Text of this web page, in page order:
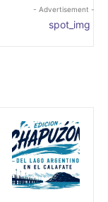
- Advertisement -